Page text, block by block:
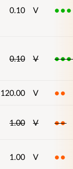
0.10 V 5
0.10 V 5
120.00 V 2
1.00 V 2
1.00 V 2